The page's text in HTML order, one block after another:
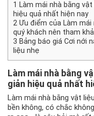
1 Làm mái nhà bằng
hiệu quả nhất hiện nay
2 Ưu điểm của Làm mái
quý khách nên tham
3 Bảng báo giá Cơi nới
liệu nhẹ
Làm mái nhà bằng
giản hiệu quả nhất
Làm mái nhà bằng vật
bền không, có chắc